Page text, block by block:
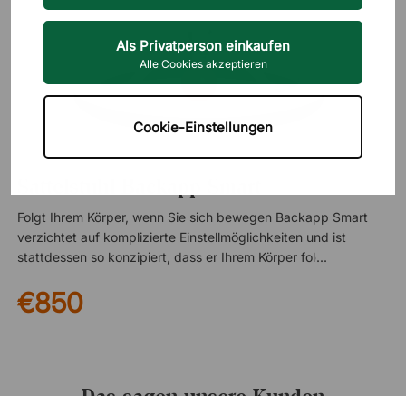
Als Privatperson einkaufen
Alle Cookies akzeptieren
Cookie-Einstellungen
BACKAPP
Folgt Ihrem Körper, wenn Sie sich bewegen Backapp Smart
verzichtet auf komplizierte Einstellmöglichkeiten und ist
stattdessen so konzipiert, dass er Ihrem Körper folgt, während
natürlichem Lendenschwung und trainieren und stärken
gleichzeitig die Stützmuskulatur Ihres Rückens. Verstellbare
€850